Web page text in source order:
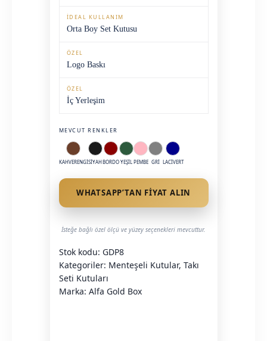
İDEAL KULLANIM
Orta Boy Set Kutusu
ÖZEL
Logo Baskı
ÖZEL
İç Yerleşim
MEVCUT RENKLER
KAHVERENGISIYAHBORDO YEŞIL PEMBE GRI LACIVERT
WHATSAPP’TAN FIYAT ALIN
İsteğe bağlı özel ölçü ve yüzey seçenekleri mevcuttur.
Stok kodu: GDP8
Kategoriler: Menteşeli Kutular, Takı
Seti Kutuları
Marka: Alfa Gold Box